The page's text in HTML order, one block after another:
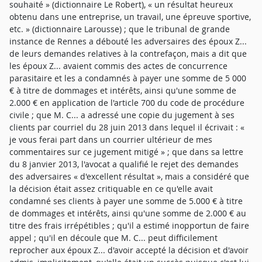
souhaité » (dictionnaire Le Robert), « un résultat heureux
obtenu dans une entreprise, un travail, une épreuve sportive,
etc. » (dictionnaire Larousse) ; que le tribunal de grande
instance de Rennes a débouté les adversaires des époux Z...
de leurs demandes relatives à la contrefaçon, mais a dit que
les époux Z... avaient commis des actes de concurrence
parasitaire et les a condamnés à payer une somme de 5 000
€ à titre de dommages et intérêts, ainsi qu'une somme de
2.000 € en application de l'article 700 du code de procédure
civile ; que M. C... a adressé une copie du jugement à ses
clients par courriel du 28 juin 2013 dans lequel il écrivait : «
je vous ferai part dans un courrier ultérieur de mes
commentaires sur ce jugement mitigé » ; que dans sa lettre
du 8 janvier 2013, l'avocat a qualifié le rejet des demandes
des adversaires « d'excellent résultat », mais a considéré que
la décision était assez critiquable en ce qu'elle avait
condamné ses clients à payer une somme de 5.000 € à titre
de dommages et intérêts, ainsi qu'une somme de 2.000 € au
titre des frais irrépétibles ; qu'il a estimé inopportun de faire
appel ; qu'il en découle que M. C... peut difficilement
reprocher aux époux Z... d'avoir accepté la décision et d'avoir